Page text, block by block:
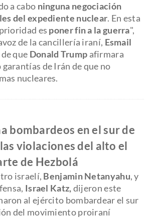
a cabo ninguna negociación
del expediente nuclear. En esta
es poner fin a la guerra",
de la cancillería iraní, Esmail
que Donald Trump afirmara
de Irán de que no
nucleares.
bombardeos en el sur de
violaciones del alto el
de Hezbolá
israelí, Benjamin Netanyahu, y
Israel Katz,dijeron este
al ejército bombardear el sur
del movimiento proiraní